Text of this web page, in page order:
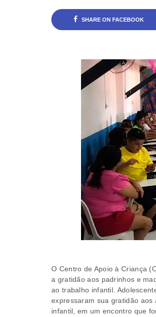
SHARE ON FACEBOOK
O Centro de Apoio à Criança
a gratidão aos padrinhos e
ao trabalho infantil.
expressaram sua gratidão
infantil, em um encontro que